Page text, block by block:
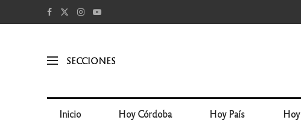
SECCIONES
Inicio Hoy Córdoba Hoy País